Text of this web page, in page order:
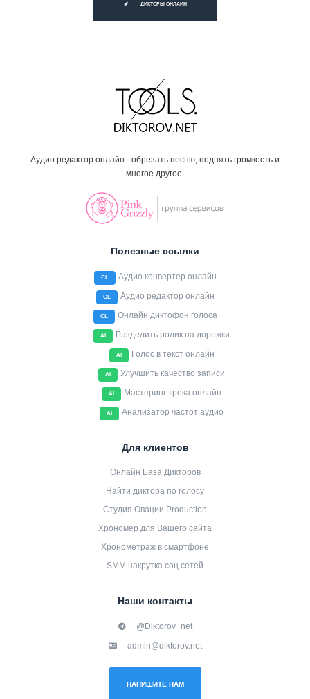
ДИКТОРЫ ОНЛАЙН
Аудио редактор онлайн - обрезать песню, поднять громкость и
многое другое.
Полезные ссылки
CL Аудио конвертер онлайн
CL Аудио редактор онлайн
CL Онлайн диктофон голоса
AI Разделить ролик на дорожки
AI Голос в текст онлайн
AI Улучшить качество записи
AI Мастеринг трека онлайн
AI Анализатор частот аудио
Для клиентов
Онлайн База Дикторов
Найти диктора по голосу
Студия Овации Production
Хрономер для Вашего сайта
Хронометраж в смартфоне
SMM накрутка соц сетей
Наши контакты
@Diktorov_net
admin@diktorov.net
НАПИШИТЕ НАМ